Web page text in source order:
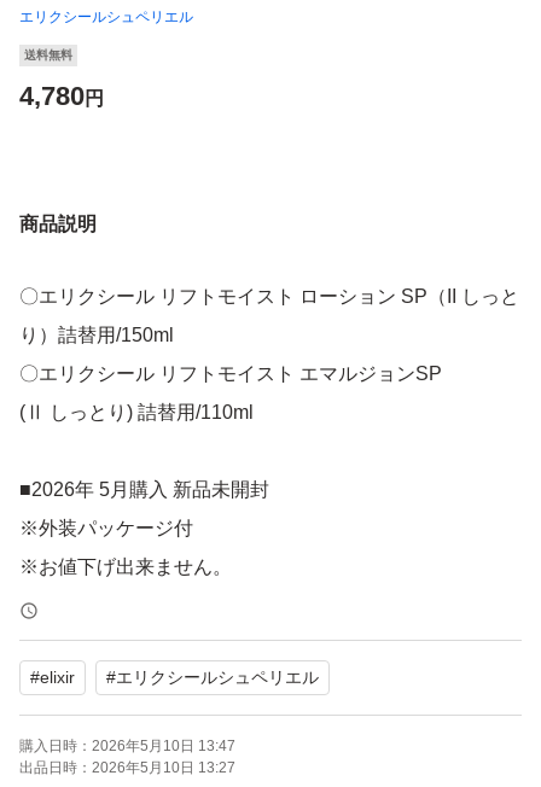
エリクシールシュペリエル
送料無料
4,780円
商品説明
〇エリクシール リフトモイスト ローション SP（II しっと
り）詰替用/150ml
〇エリクシール リフトモイスト エマルジョンSP
(Ⅱ しっとり) 詰替用/110ml
■2026年 5月購入 新品未開封
※外装パッケージ付
※お値下げ出来ません。
必ず、到着後に速やかに受け取り評価までして頂ける方で
お願い致します。
※すり替え防止の為、購入後の返品交換はお断りさせてい
#elixir #エリクシールシュペリエル
購入日時： 2026年5月10日 13:47
出品日時： 2026年5月10日 13:27